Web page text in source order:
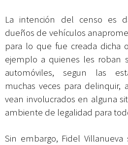
La intención del censo es
dueños de vehículos
para lo que fue creada dicha
ejemplo a quienes les roban
automóviles, segun las
muchas veces para delinquir,
vean involucrados en alguna
ambiente de legalidad para
Sin embargo, Fidel